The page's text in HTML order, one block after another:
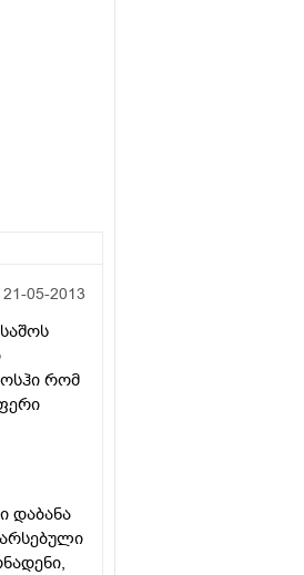
21-05-2013
რომ
დაბანა